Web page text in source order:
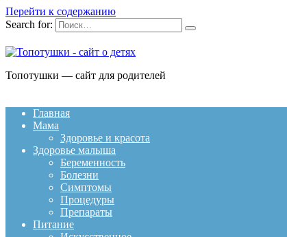
Перейти к содержанию
Search for:
Топотушки — сайт для родителей
Главная
Мама
Здоровье и красота
Здоровье малыша
Беременность
Болезни
Симптомы
Процедуры
Препараты
Питание